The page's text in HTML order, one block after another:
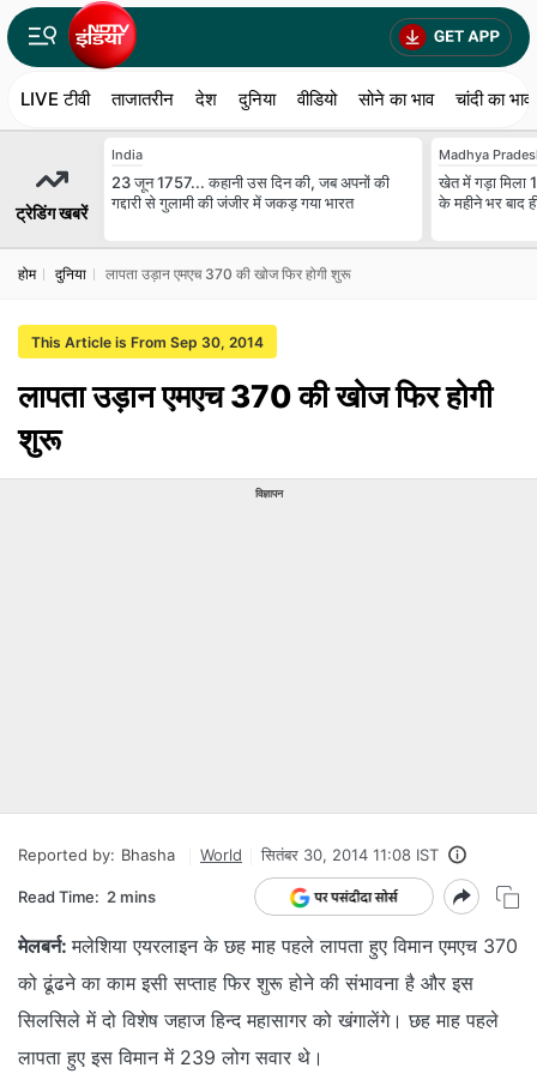
LIVE टीवी ताजातरीन देश दुनिया वीडियो सोने का भाव चांदी का भाव
ट्रेडिंग खबरें
India
23 जून 1757... कहानी उस दिन की, जब अपनों की
गद्दारी से गुलामी की जंजीर में जकड़ गया भारत
Madhya
खेत में गड़ा मिला
के महीने भर बाद
होम दुनिया लापता उड़ान एमएच 370 की खोज फिर होगी शुरू
This Article is From Sep 30, 2014
लापता उड़ान एमएच 370 की खोज फिर होगी
शुरू
विज्ञापन
Reported by: Bhasha World सितंबर 30, 2014 11:08 IST
Read Time: 2 mins
मेलबर्न: मलेशिया एयरलाइन के छह माह पहले लापता हुए विमान एमएच 370
को ढूंढने का काम इसी सप्ताह फिर शुरू होने की संभावना है और इस
सिलसिले में दो विशेष जहाज हिन्द महासागर को खंगालेंगे। छह माह पहले
लापता हुए इस विमान में 239 लोग सवार थे।